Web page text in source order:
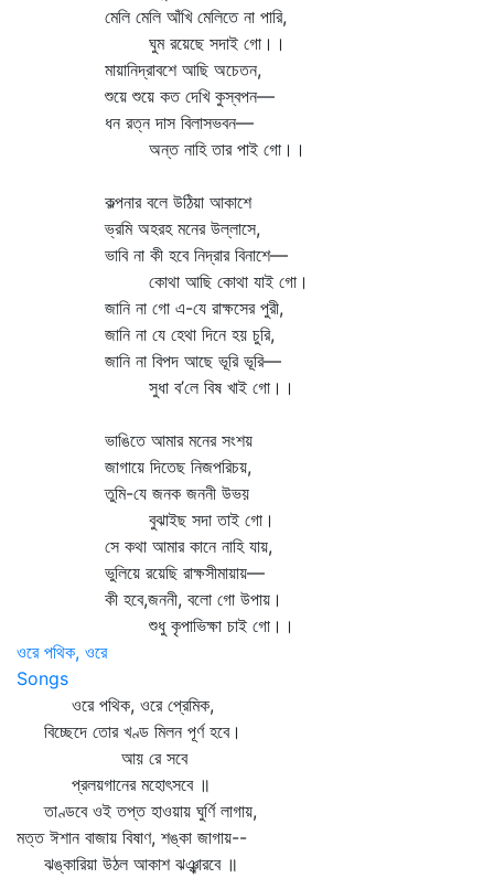
মেলি মেলি আঁখি মেলিতে না পারি,
ঘুম রয়েছে সদাই গো।।
মায়ানিদ্রাবশে আছি অচেতন,
শুয়ে শুয়ে কত দেখি কুস্বপন—
ধন রত্ন দাস বিলাসভবন—
অন্ত নাহি তার পাই গো।।
কল্পনার বলে উঠিয়া আকাশে
ভ্রমি অহরহ মনের উল্লাসে,
ভাবি না কী হবে নিদ্রার বিনাশে—
কোথা আছি কোথা যাই গো।
জানি না গো এ-যে রাক্ষসের পুরী,
জানি না যে হেথা দিনে হয় চুরি,
জানি না বিপদ আছে ভূরি ভূরি—
সুধা ব’লে বিষ খাই গো।।
ভাঙিতে আমার মনের সংশয়
জাগায়ে দিতেছ নিজপরিচয়,
তুমি-যে জনক জননী উভয়
বুঝাইছ সদা তাই গো।
সে কথা আমার কানে নাহি যায়,
ভুলিয়ে রয়েছি রাক্ষসীমায়ায়—
কী হবে,জননী, বলো গো উপায়।
শুধু কৃপাভিক্ষা চাই গো।।
ওরে পথিক, ওরে
Songs
ওরে পথিক, ওরে প্রেমিক,
বিচ্ছেদে তোর খণ্ড মিলন পূর্ণ হবে।
আয় রে সবে
প্রলয়গানের মহোৎসবে ॥
তাণ্ডবে ওই তপ্ত হাওয়ায় ঘুর্ণি লাগায়,
মত্ত ঈশান বাজায় বিষাণ, শঙ্কা জাগায়--
ঝঙ্কারিয়া উঠল আকাশ ঝঞ্ঝারবে ॥